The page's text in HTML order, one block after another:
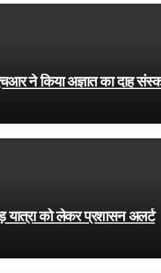
ने किया अज्ञात का दाह
यात्रा को लेकर प्रशासन अलर्ट